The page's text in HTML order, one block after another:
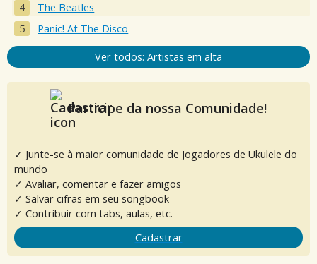
The Beatles
Panic! At The Disco
Ver todos: Artistas em alta
Participe da nossa Comunidade!
✓ Junte-se à maior comunidade de Jogadores de Ukulele do
mundo
✓ Avaliar, comentar e fazer amigos
✓ Salvar cifras em seu songbook
✓ Contribuir com tabs, aulas, etc.
Cadastrar